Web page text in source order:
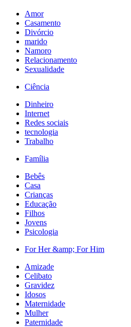
Amor
Casamento
Divórcio
marido
Namoro
Relacionamento
Sexualidade
Ciência
Dinheiro
Internet
Redes sociais
tecnologia
Trabalho
Família
Bebês
Casa
Crianças
Educação
Filhos
Jovens
Psicologia
For Her &amp; For Him
Amizade
Celibato
Gravidez
Idosos
Maternidade
Mulher
Paternidade